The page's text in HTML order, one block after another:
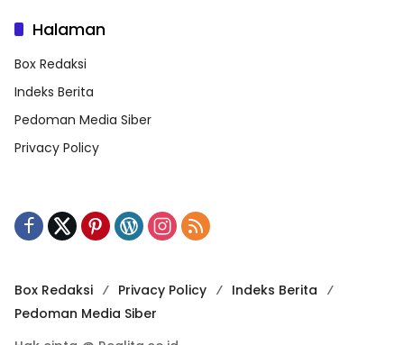
Halaman
Box Redaksi
Indeks Berita
Pedoman Media Siber
Privacy Policy
Box Redaksi Privacy Policy
Indeks Berita
Pedoman Media Siber